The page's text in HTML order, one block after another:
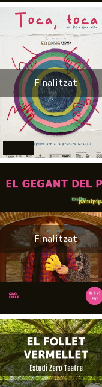
Finalitzat
Finalitzat